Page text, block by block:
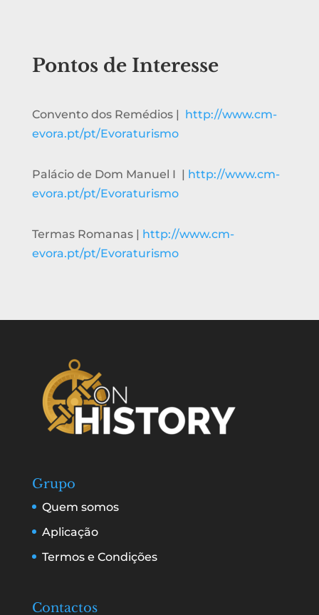
Pontos de Interesse
Convento dos Remédios | http://www.cm-
evora.pt/pt/Evoraturismo
Palácio de Dom Manuel I | http://www.cm-
evora.pt/pt/Evoraturismo
Termas Romanas | http://www.cm-
evora.pt/pt/Evoraturismo
Grupo
Quem somos
Aplicação
Termos e Condições
Contactos